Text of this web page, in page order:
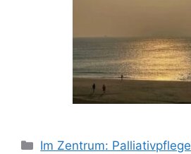
Im Zentrum: Palliativpflege